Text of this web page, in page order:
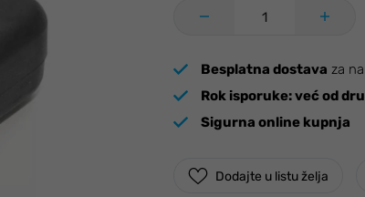
Besplatna dostava za
Rok isporuke:već od
Sigurna online kupnja
Dodajte u listu želja